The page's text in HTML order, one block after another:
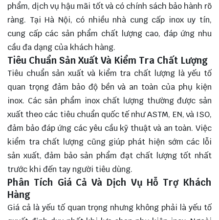
phẩm, dịch vụ hậu mãi tốt và có chính sách bảo hành rõ
ràng. Tại Hà Nội, có nhiều nhà cung cấp inox uy tín,
cung cấp các sản phẩm chất lượng cao, đáp ứng nhu
cầu đa dạng của khách hàng.
Tiêu Chuẩn Sản Xuất Và Kiểm Tra Chất Lượng
Tiêu chuẩn sản xuất và kiểm tra chất lượng là yếu tố
quan trọng đảm bảo độ bền và an toàn của phụ kiện
inox. Các sản phẩm inox chất lượng thường được sản
xuất theo các tiêu chuẩn quốc tế như ASTM, EN, và ISO,
đảm bảo đáp ứng các yêu cầu kỹ thuật và an toàn. Việc
kiểm tra chất lượng cũng giúp phát hiện sớm các lỗi
sản xuất, đảm bảo sản phẩm đạt chất lượng tốt nhất
trước khi đến tay người tiêu dùng.
Phân Tích Giá Cả Và Dịch Vụ Hỗ Trợ Khách
Hàng
Giá cả là yếu tố quan trọng nhưng không phải là yếu tố